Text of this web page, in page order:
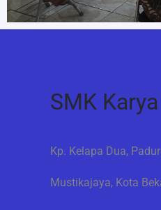
SMK
Kp. Kelapa Dua,
Mustikajaya, Kota